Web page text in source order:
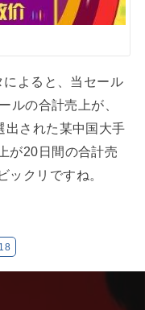
よると、当セール
ルの合計売上が、
出された某中国大手
が20日間の合計売
ックリですね。